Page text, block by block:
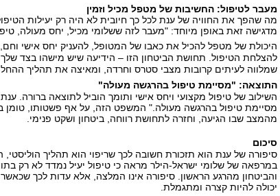
מעבר לטיפול: החשיבות של מטפל מכיל וזמין
מה שהפך את החוויה של ענת לכל כך חיובית לא היה רק יעילות
מדגישה זאת באופן מיוחד: "מעבר לזה ששלומי מכיל, יחס מעולה,
היכולת של מטפל להכיל את כאבו של המטופל, להעניק יחס אישי וחם,
להצלחת הטיפול. תחושת הביטחון הזו – הידיעה שיש מישהו בצד
שמלווה לעיתים קרובות מצבי סטרס וחרדה, ומאיצה את תהליך
התוצאה: "מסיימת טיפול בהרגשה מעולה"
השילוב של טיפול מקצועי ויחס אישי ותומך הוביל לתוצאה
מהמצב שבו הגיעה, וחזרה לתחושת רווחה, ביטחון ושקט פנימי.
סיכום
סיפורה של ענת הוא תזכורת חשובה לכך שריפוי הוא תהליך
במרפאה של שלומי ישראל-הילר מראה כי טיפול יעיל נמדד לא רק
והביטחון מהרגע הראשון. סיפורה אינו המלצה, אלא עדות לכך
יכולה להיות קצרה ומתגמלת.